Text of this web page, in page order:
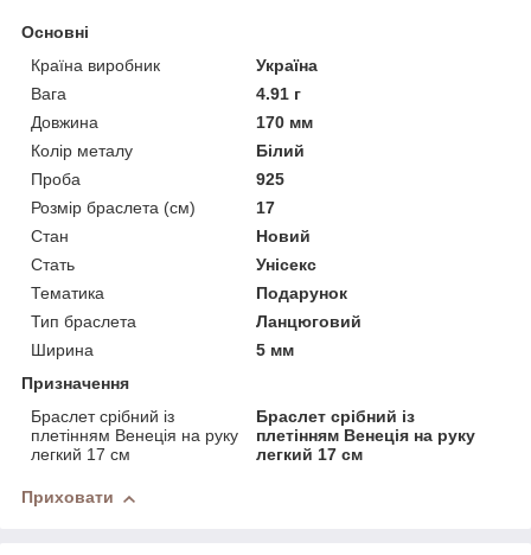
Основні
Країна виробник
Україна
Вага
4.91 г
Довжина
170 мм
Колір металу
Білий
Проба
925
Розмір браслета (см)
17
Стан
Новий
Стать
Унісекс
Тематика
Подарунок
Тип браслета
Ланцюговий
Ширина
5 мм
Призначення
Браслет срібний із
плетінням Венеція на руку
легкий 17 см
Браслет срібний із
плетінням Венеція на руку
легкий 17 см
Приховати